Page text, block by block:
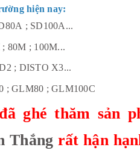
hiện nay:
; SD100A...
80M ; 100M...
; DISTO X3...
; GLM80 ; GLM100C
ghé thăm sản
Thắng rất hận